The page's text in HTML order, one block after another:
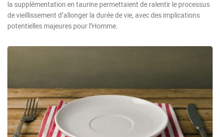
la supplémentation en taurine permettaient de ralentir le processus
de vieillissement d’allonger la durée de vie, avec des implications
potentielles majeures pour l’Homme.